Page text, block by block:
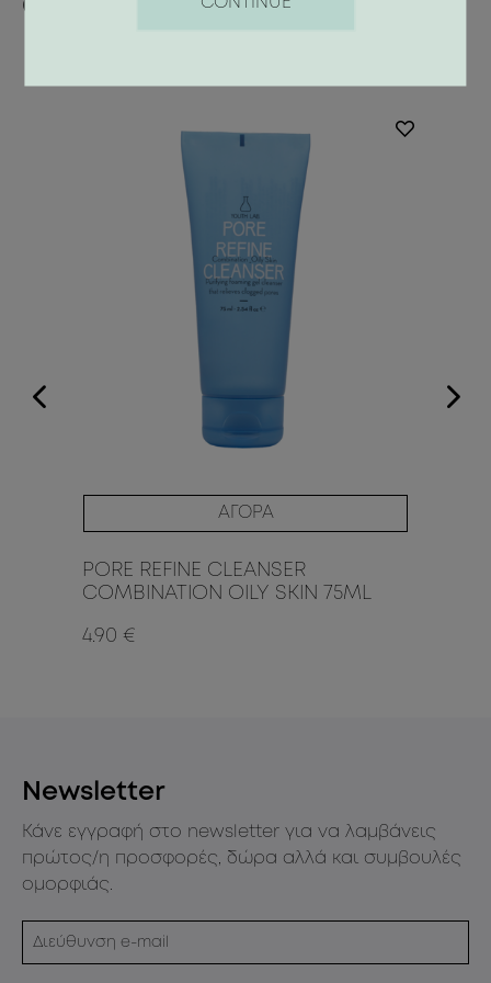
Οι προτάσεις μας
ΑΓΟΡΑ
PORE REFINE CLEANSER
COMBINATION OILY SKIN 75ML
4.90 €
Newsletter
Κάνε εγγραφή στο newsletter για να λαμβάνεις
πρώτος/η προσφορές, δώρα αλλά και συμβουλές
ομορφιάς.